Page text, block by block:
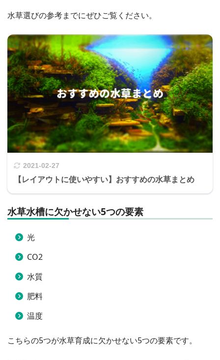
水草選びの参考までにぜひご覧ください。
2021-02-27
【レイアウトに使いやすい】おすすめの水草まとめ
水草水槽に欠かせない5つの要素
光
CO2
水質
肥料
温度
こちらの5つが水草育成に欠かせない5つの要素です。